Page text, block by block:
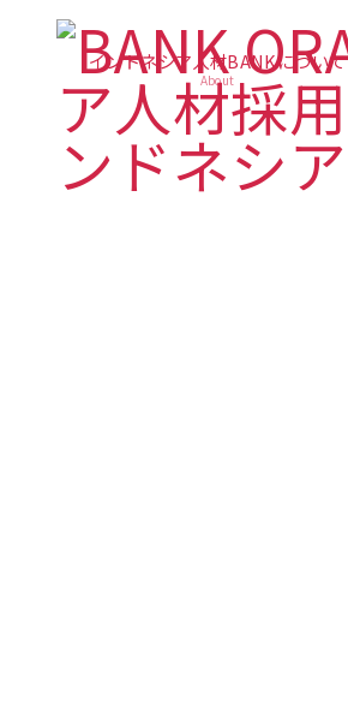
インドネシア人材BANKについて
About